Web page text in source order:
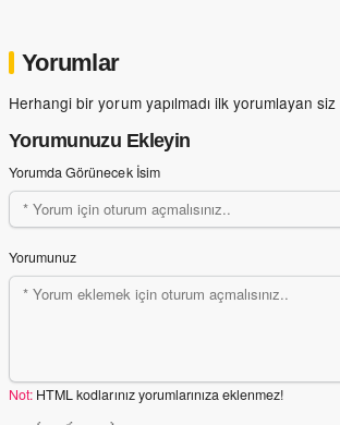
Yorumlar
Herhangi bir yorum yapılmadı ilk yorumlayan
Yorumunuzu Ekleyin
Yorumda Görünecek İsim
Yorumunuz
Not: HTML kodlarınız yorumlarınıza eklenmez!